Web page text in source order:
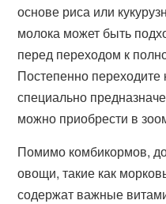
основе риса или
молока может быть
перед переходом к
Постепенно
специально
можно приобрести в
Помимо комбикормов,
овощи, такие как
содержат важные